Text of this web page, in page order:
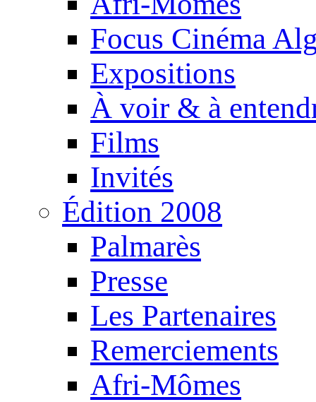
Focus Cinéma
Expositions
À voir & à
Films
Invités
Édition 2008
Palmarès
Presse
Les Partenaires
Remerciements
Afri-Mômes